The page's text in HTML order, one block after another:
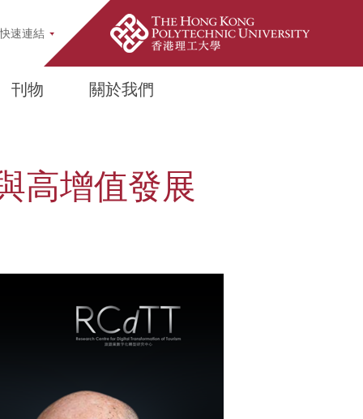
速連結
刊物 關於我們
高增值發展